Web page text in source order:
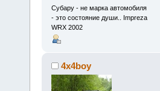
Субару - не марка автомобиля
- это состояние души.. Impreza
WRX 2002
4x4boy